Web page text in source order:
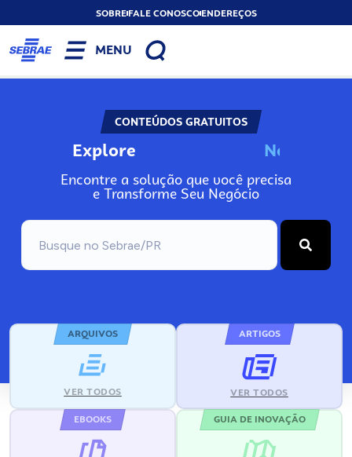
SOBREFALE CONOSCOENDEREÇOS
MENU
CONTEÚDOS GRATUITOS
Explore No
Encontre a solução que você precisa
e Transforme Seu Negócio
ARQUIVOS
VER TODOS
ARTIGOS
VER TODOS
EBOOKS GUIA DE INOVAÇÃO